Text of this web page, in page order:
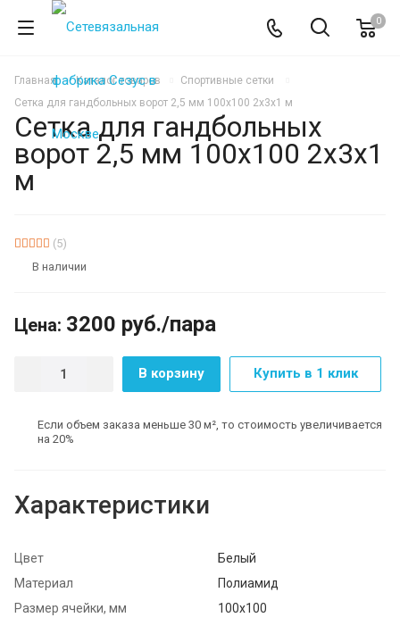
0
Главная Каталог товаров
Спортивные сетки
Сетка для гандбольных ворот 2,5 мм 100х100 2х3х1 м
Сетка для гандбольных
ворот 2,5 мм 100х100 2х3х1
м
(5)
В наличии
Цена: 3200 руб./пара
В корзину Купить в 1 клик
Если объем заказа меньше 30 м², то стоимость увеличивается
на 20%
Характеристики
Цвет
Белый
Материал
Полиамид
Размер ячейки, мм
100х100